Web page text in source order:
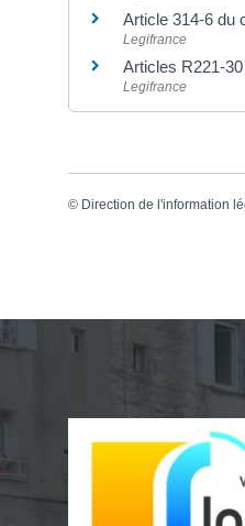
Article 314-6 du
Legifrance
Articles R221-
Legifrance
© Direction de l'information